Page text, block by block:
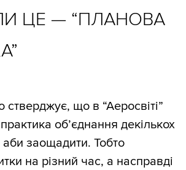
ЦЕ — “ПЛАНОВА
що в “Аеросвіті”
об’єднання декількох
аби заощадити. Тобто
на різний час, а насправді